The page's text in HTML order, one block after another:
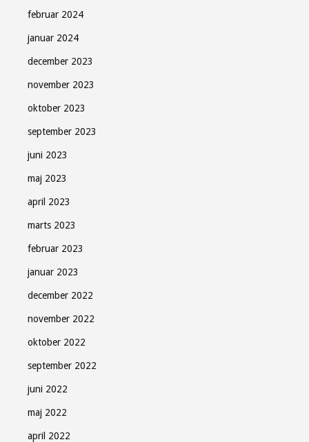
februar 2024
januar 2024
december 2023
november 2023
oktober 2023
september 2023
juni 2023
maj 2023
april 2023
marts 2023
februar 2023
januar 2023
december 2022
november 2022
oktober 2022
september 2022
juni 2022
maj 2022
april 2022